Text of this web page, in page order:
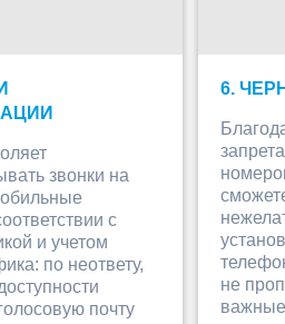
звонки на
с
и учетом
по неответу,
почту
6.
не